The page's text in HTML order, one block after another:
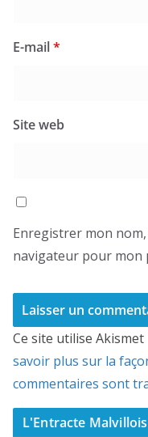
E-mail*
Site web
Enregistrer mon
navigateur pour mon
Ce site utilise
savoir plus sur la
commentaires sont
L'Entracte